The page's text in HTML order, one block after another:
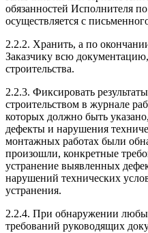
обязанностей Исполнителя
осуществляется с
2.2.2. Хранить, а по
Заказчику всю
строительства.
2.2.3. Фиксировать
строительством в журнале
которых должно быть
дефекты и нарушения
монтажных работах были
произошли, конкретные
устранение выявленных
нарушений технических
устранения.
2.2.4. При обнаружении
требований руководящих